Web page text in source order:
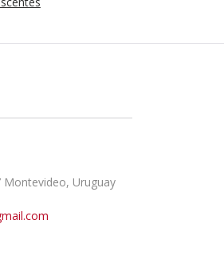
Montevideo, Uruguay